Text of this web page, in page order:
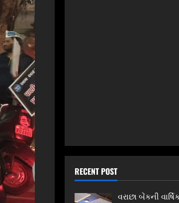
RECENT POST
વરાછા બેંકની